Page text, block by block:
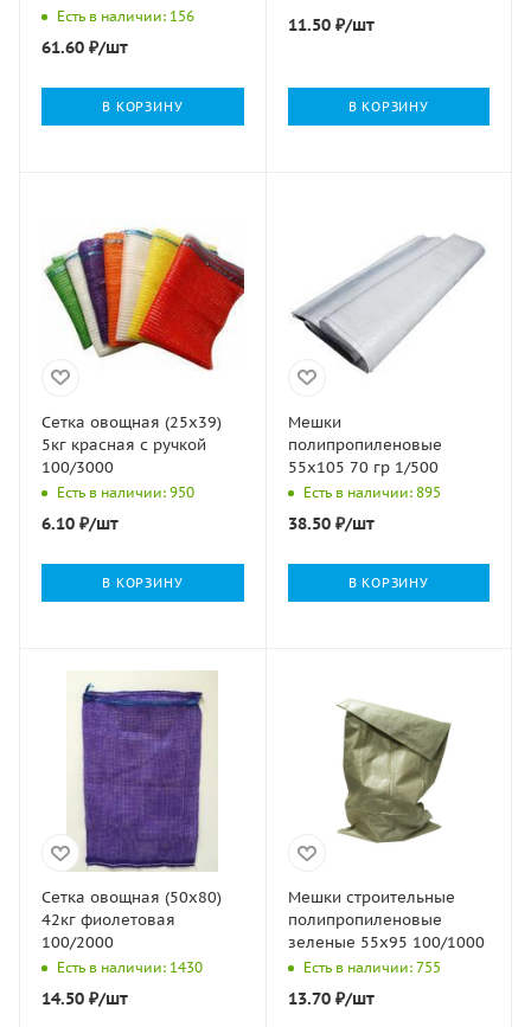
Есть в наличии: 156
61.60 ₽/шт
В КОРЗИНУ
11.50₽/шт
В КОРЗИНУ
Сетка овощная (25х39)
5кг красная с ручкой
100/3000
Есть в наличии: 950
6.10 ₽/шт
В КОРЗИНУ
Мешки
полипропиленовые
55х105 70 гр 1/500
Есть в наличии: 895
38.50₽/шт
В КОРЗИНУ
Сетка овощная (50х80)
42кг фиолетовая
100/2000
Есть в наличии: 1430
14.50 ₽/шт
Мешки строительные
полипропиленовые
зеленые 55х95 100/1000
Есть в наличии: 755
13.70₽/шт